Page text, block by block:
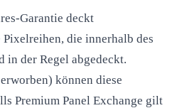
Garantie deckt
die innerhalb des
in der Regel abgedeckt.
können diese
Premium Panel Exchange gilt